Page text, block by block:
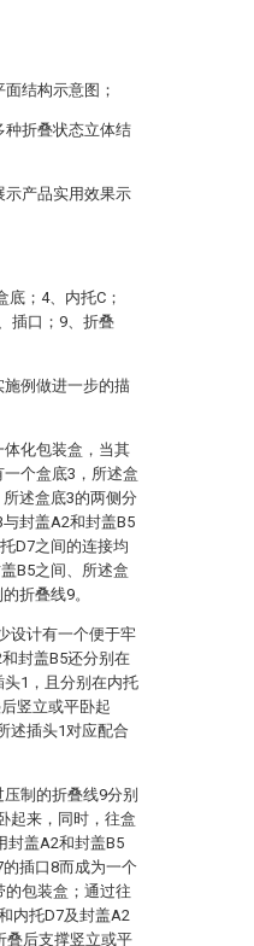
结构示意图；
种折叠状态立体结
示产品实用效果示
；4、内托C；
插口；9、折叠
施例做进一步的描
化包装盒，当其
个盒底3，所述盒
述盒底3的两侧分
封盖A2和封盖B5
D7之间的连接均
B5之间、所述盒
折叠线9。
设计有一个便于牢
封盖B5还分别在
1，且分别在内托
竖立或平卧起
述插头1对应配合
制的折叠线9分别
起来，同时，往盒
封盖A2和封盖B5
插口8而成为一个
的包装盒；通过往
内托D7及封盖A2
叠后支撑竖立或平